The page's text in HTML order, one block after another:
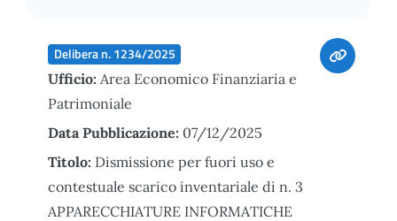
Delibera n. 1234/2025
Ufficio: Area Economico Finanziaria e
Patrimoniale
Data Pubblicazione: 07/12/2025
Titolo: Dismissione per fuori uso e
contestuale scarico inventariale di n. 3
APPARECCHIATURE INFORMATICHE